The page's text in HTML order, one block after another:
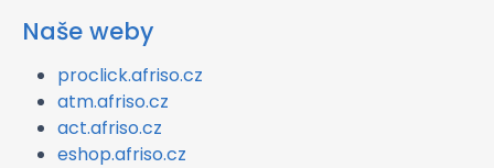
Naše weby
proclick.afriso.cz
atm.afriso.cz
act.afriso.cz
eshop.afriso.cz